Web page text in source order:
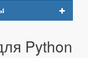
Toggle
Python